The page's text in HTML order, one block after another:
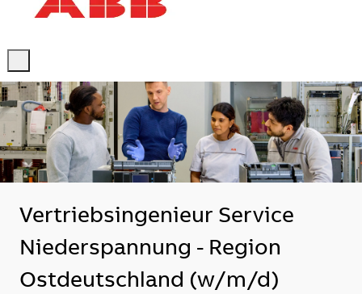
-
-
Vertriebsingenieur Service
Niederspannung - Region
Ostdeutschland (w/m/d)